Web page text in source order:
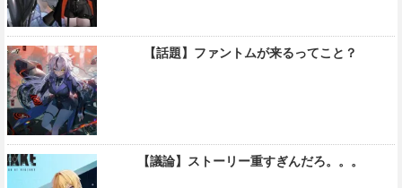
【話題】ファントムが来るってこと？
【議論】ストーリー重すぎんだろ。。。